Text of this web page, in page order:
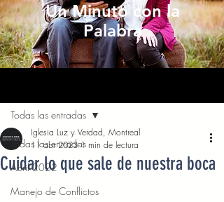
Un Minuto con la
Palabra
Todas las entradas
Abril 2022
Manejo de Conflictos
Todas las entradas
Cuidar lo que sale de nuestra boca
Iglesia Luz y Verdad, Montreal
11 abr 2023 1 min de lectura